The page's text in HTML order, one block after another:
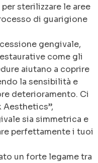
sterilizzare le aree
di guarigione
gengivale,
come gli
aiutano a coprire
la sensibilità e
deterioramento. Ci
Aesthetics”,
sia simmetrica e
perfettamente i tuoi
un forte legame tra